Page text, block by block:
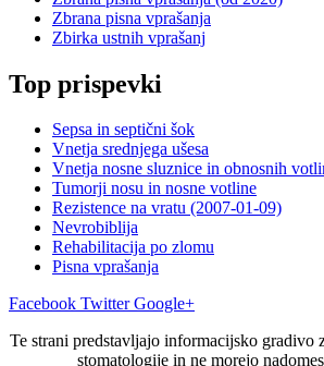
Zbrana pisna vprašanja
Zbirka ustnih vprašanj
Top prispevki
Sepsa in septični šok
Vnetja srednjega ušesa
Vnetja nosne sluznice in obnosnih
Tumorji nosu in nosne votline
Rezistence na vratu (2007-01-09)
Nevrobiblija
Rehabilitacija po zlomu
Pisna vprašanja
Facebook Twitter Google+
Te strani predstavljajo informacijsko gradivo
stomatologije in ne morejo